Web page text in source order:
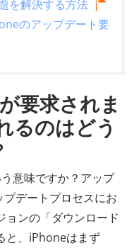
を解決する方法
のアップデート要
要求されま
るのはどう
意味ですか？アップ
デートプロセスにお
ョンの「ダウンロード
と、iPhoneはまず